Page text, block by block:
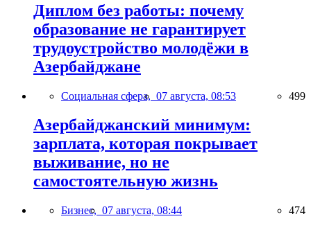
Диплом без работы: почему
образование не гарантирует
трудоустройство молодёжи в
Азербайджане
Социальная сфера, 07 августа, 08:53 499
Азербайджанский минимум:
зарплата, которая покрывает
выживание, но не
самостоятельную жизнь
Бизнес, 07 августа, 08:44 474